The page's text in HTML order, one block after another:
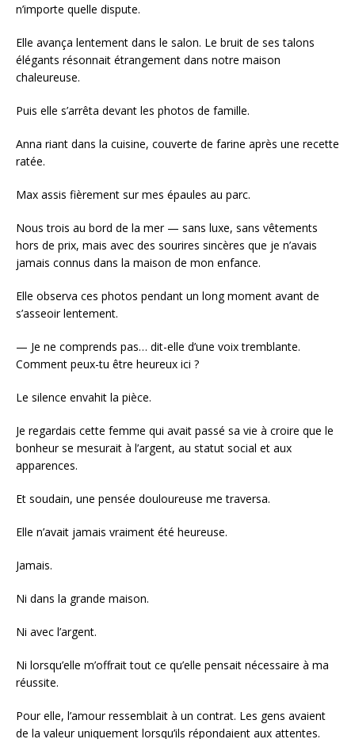
n’importe quelle dispute.
Elle avança lentement dans le salon. Le bruit de ses talons
élégants résonnait étrangement dans notre maison
chaleureuse.
Puis elle s’arrêta devant les photos de famille.
Anna riant dans la cuisine, couverte de farine après une recette
ratée.
Max assis fièrement sur mes épaules au parc.
Nous trois au bord de la mer — sans luxe, sans vêtements
hors de prix, mais avec des sourires sincères que je n’avais
jamais connus dans la maison de mon enfance.
Elle observa ces photos pendant un long moment avant de
s’asseoir lentement.
— Je ne comprends pas… dit-elle d’une voix tremblante.
Comment peux-tu être heureux ici ?
Le silence envahit la pièce.
Je regardais cette femme qui avait passé sa vie à croire que le
bonheur se mesurait à l’argent, au statut social et aux
apparences.
Et soudain, une pensée douloureuse me traversa.
Elle n’avait jamais vraiment été heureuse.
Jamais.
Ni dans la grande maison.
Ni avec l’argent.
Ni lorsqu’elle m’offrait tout ce qu’elle pensait nécessaire à ma
réussite.
Pour elle, l’amour ressemblait à un contrat. Les gens avaient
de la valeur uniquement lorsqu’ils répondaient aux attentes.